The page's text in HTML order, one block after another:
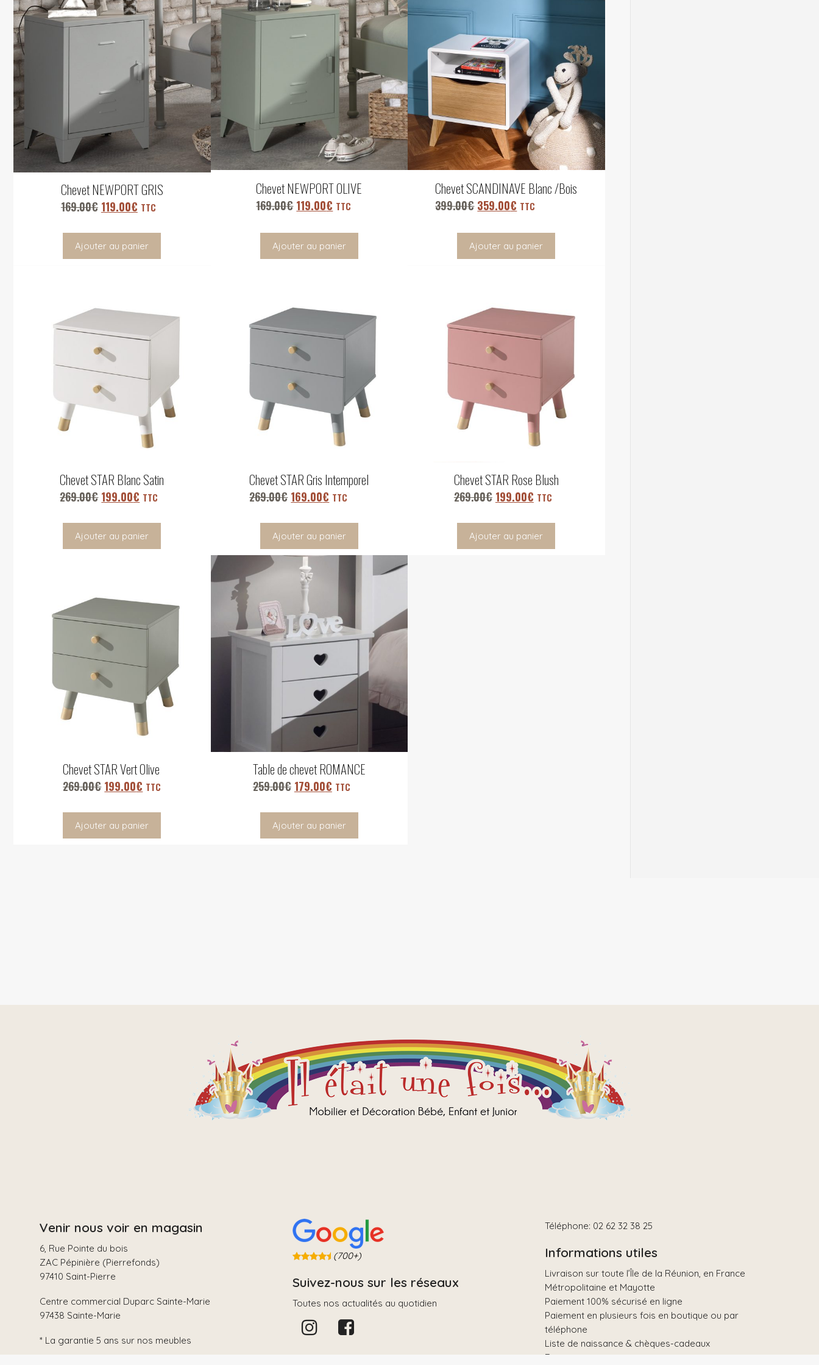
Chevet NEWPORT GRIS
169.00€ 119.00€ TTC
Ajouter au panier
Chevet NEWPORT OLIVE
169.00€ 119.00€ TTC
Ajouter au panier
Chevet SCANDINAVE Blanc /Bois
399.00€ 359.00€ TTC
Ajouter au panier
Chevet STAR Blanc Satin
269.00€ 199.00€ TTC
Ajouter au panier
Chevet STAR Gris Intemporel
269.00€ 169.00€ TTC
Ajouter au panier
Chevet STAR Rose Blush
269.00€ 199.00€ TTC
Ajouter au panier
Chevet STAR Vert Olive
269.00€ 199.00€ TTC
Ajouter au panier
Table de chevet ROMANCE
259.00€ 179.00€ TTC
Ajouter au panier
Venir nous voir en magasin
6, Rue Pointe du bois
ZAC Pépinière (Pierrefonds)
97410 Saint-Pierre
Centre commercial Duparc Sainte-Marie
97438 Sainte-Marie
* La garantie 5 ans sur nos meubles
(700+)
Suivez-nous sur les réseaux
Toutes nos actualités au quotidien
Téléphone: 02 62 32 38 25
Informations utiles
Livraison sur toute l’Île de la Réunion, en France
Métropolitaine et Mayotte
Paiement 100% sécurisé en ligne
Paiement en plusieurs fois en boutique ou par
téléphone
Liste de naissance & chèques-cadeaux
Retrait gratuit en magasin